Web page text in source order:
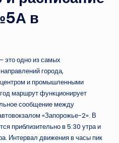
в
одно из самых
города,
и промышленными
маршрут функционирует
сообщение между
«Запорожье-2». В
приблизительно в 5:30 утра и
Интервал движения в часы пик